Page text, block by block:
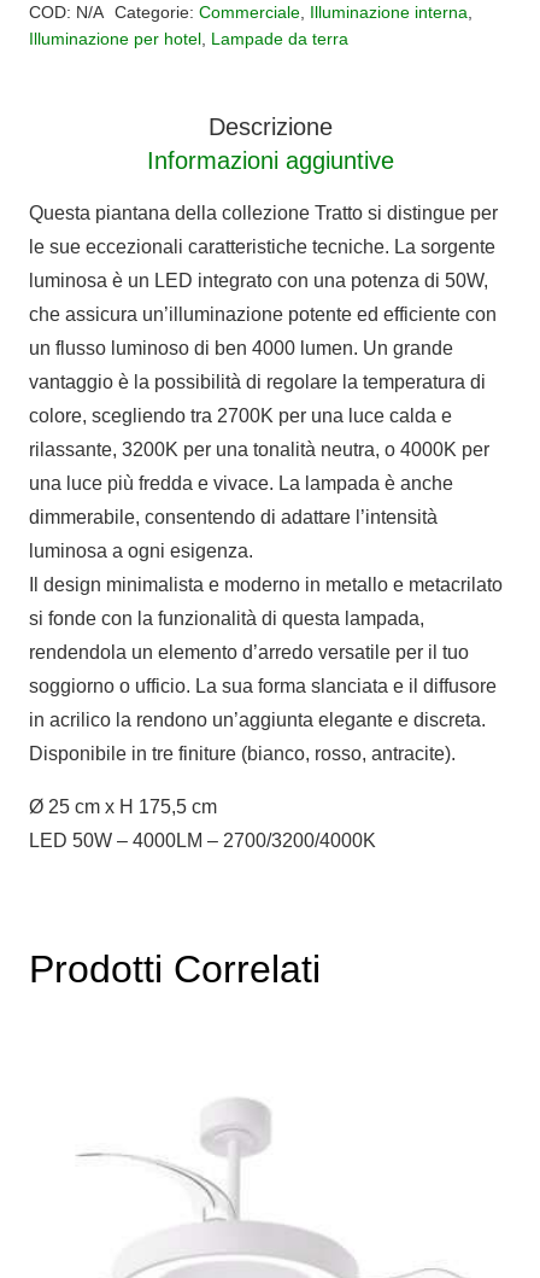
led
COD: N/A Categorie: Commerciale, Illuminazione interna
Illuminazione per hotel Lampade da terra
Descrizione
Informazioni aggiuntive
Questa piantana della collezione Tratto si distingue per
le sue eccezionali caratteristiche tecniche. La sorgente
luminosa è un LED integrato con una potenza di 50W,
che assicura un’illuminazione potente ed efficiente con
un flusso luminoso di ben 4000 lumen. Un grande
vantaggio è la possibilità di regolare la temperatura di
colore, scegliendo tra 2700K per una luce calda e
rilassante, 3200K per una tonalità neutra, o 4000K per
una luce più fredda e vivace. La lampada è anche
dimmerabile, consentendo di adattare l’intensità
luminosa a ogni esigenza.
Il design minimalista e moderno in metallo e metacrilato
si fonde con la funzionalità di questa lampada,
rendendola un elemento d’arredo versatile per il tuo
soggiorno o ufficio. La sua forma slanciata e il diffusore
in acrilico la rendono un’aggiunta elegante e discreta.
Disponibile in tre finiture (bianco, rosso, antracite).
Ø 25 cm x H 175,5 cm
LED 50W – 4000LM – 2700/3200/4000K
Prodotti Correlati